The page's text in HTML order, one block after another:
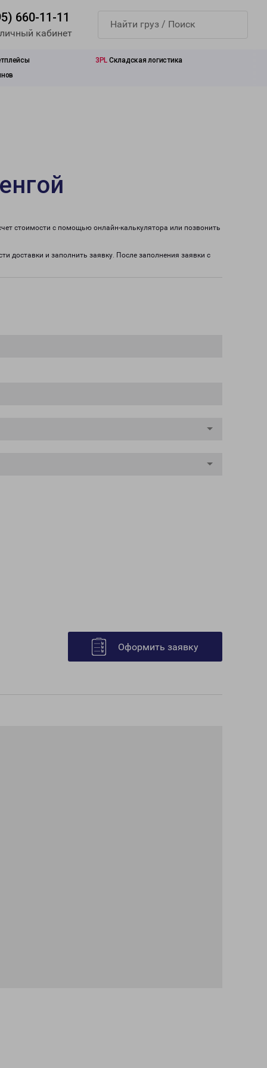
660-11-11
кабинет
3PL Складская логистика
стоимости с помощью онлайн-калькулятора или позвонить
доставки и заполнить заявку. После заполнения заявки с
Оформить заявку